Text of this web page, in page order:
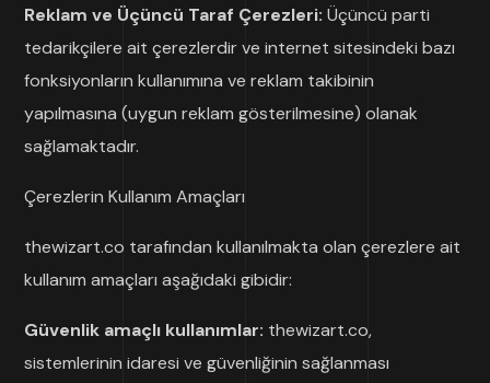
Reklam ve Üçüncü Taraf Çerezleri: Üçüncü parti
tedarikçilere ait çerezlerdir ve internet sitesindeki bazı
fonksiyonların kullanımına ve reklam takibinin
yapılmasına (uygun reklam gösterilmesine) olanak
sağlamaktadır.
Çerezlerin Kullanım Amaçları
thewizart.co tarafından kullanılmakta olan çerezlere ait
kullanım amaçları aşağıdaki gibidir:
Güvenlik amaçlı kullanımlar: thewizart.co,
sistemlerinin idaresi ve güvenliğinin sağlanması